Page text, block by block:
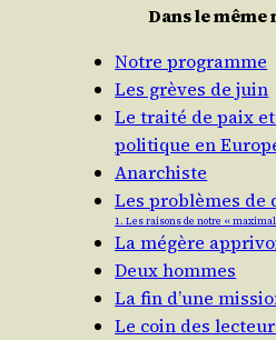
Dans le même
Notre programme
Les grèves de juin
Le traité de paix
politique en
Anarchiste
Les problèmes de
1. Les raisons de notre «
La mégère
Deux hommes
La fin d’une
Le coin des